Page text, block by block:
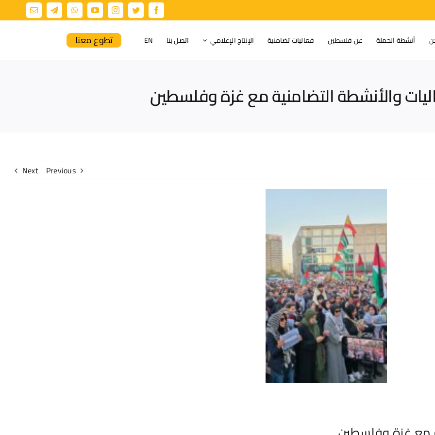
أنشطة الحملة عن فلسطين فعاليات تضامنية الإنتاج الإعلامي اتصل بنا EN تطوع معنا
والأنشطة التضامنية مع غزة وفلسطين
Previous
Next